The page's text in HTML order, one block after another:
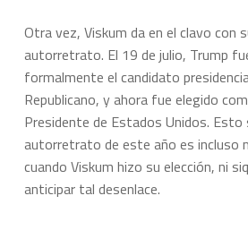
Otra vez, Viskum da en el clavo con
autorretrato. El 19 de julio, Trump
formalmente el candidato
Republicano, y ahora fue elegido
Presidente de Estados Unidos. Esto
autorretrato de este año es incluso
cuando Viskum hizo su elección, ni
anticipar tal desenlace.